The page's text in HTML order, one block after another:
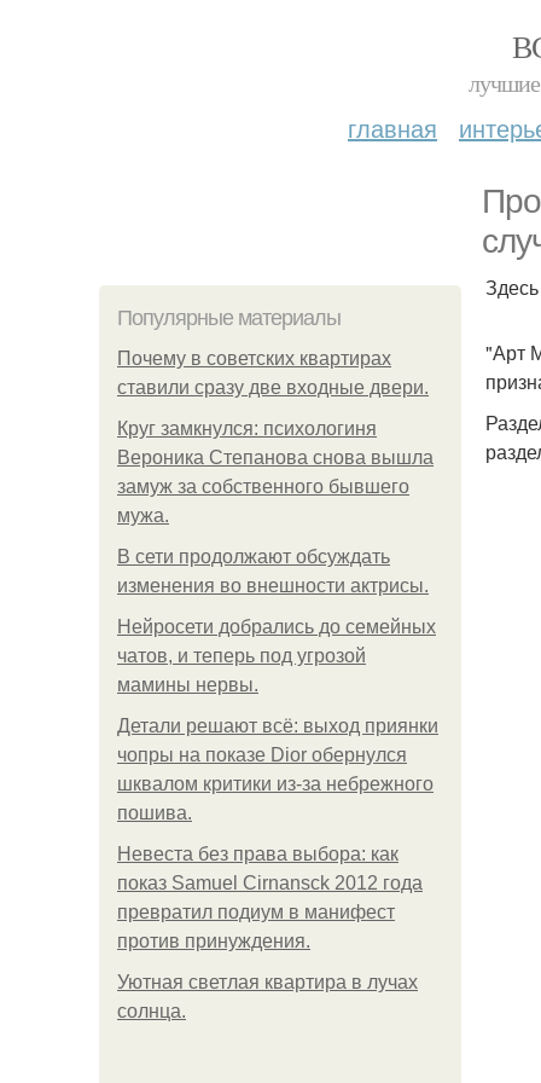
лучшие
главная
Популярные материалы
Почему в советских квартирах
ставили сразу две входные двери.
Круг замкнулся: психологиня
Вероника Степанова снова вышла
замуж за собственного бывшего
мужа.
В сети продолжают обсуждать
изменения во внешности актрисы.
Нейросети добрались до семейных
чатов, и теперь под угрозой
мамины нервы.
Детали решают всё: выход приянки
чопры на показе Dior обернулся
шквалом критики из-за небрежного
пошива.
Невеста без права выбора: как
показ Samuel Cirnansck 2012 года
превратил подиум в манифест
против принуждения.
Уютная светлая квартира в лучах
солнца.
"Арт